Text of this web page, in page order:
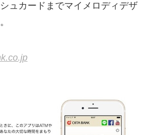
ュカードまでマイメロディデザ